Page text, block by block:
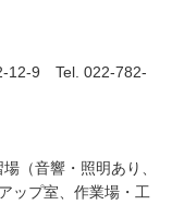
12-9 Tel. 022-782-
（音響・照明あり、
ップ室、作業場・工